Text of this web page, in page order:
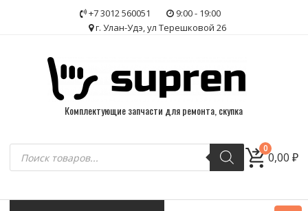
+7 3012 560051
9:00 - 19:00
г. Улан-Удэ, ул Терешковой 26
Комплектующие запчасти для ремонта, скупка
Поиск
товаров
0
0,00₽